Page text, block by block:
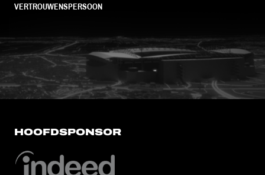
VERTROUWENSPERSOON
FC Utrecht<br>vanuit<br>het
HOOFDSPONSOR